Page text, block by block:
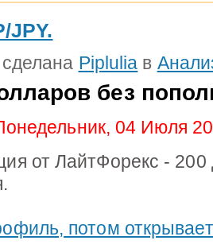
JPY.
Piplulia в
без
04 Июля
от ЛайтФорекс - 200
потом